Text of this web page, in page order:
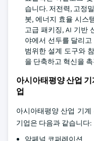
습니다. 저전력, 고정
봇, 에너지 효율 시스
고급 패키징, AI 기반
야에서 선두를 달리
범위한 설계 도구와
을 단축하고 혁신을
아시아태평양 산업
업
아시아태평양 산업 기
기업은 다음과 같습니다:
암페널 코퍼레이션